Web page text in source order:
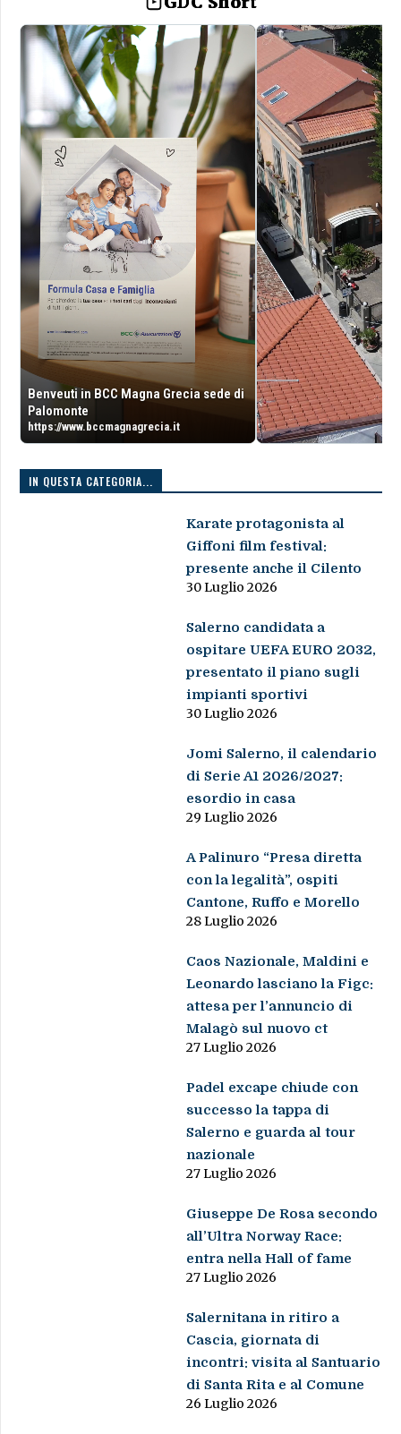
Benveuti in BCC Magna Grecia sede di
Palomonte
https://www.bccmagnagrecia.it
IN QUESTA CATEGORIA...
Karate protagonista al
Giffoni film festival:
presente anche il Cilento
30 Luglio 2026
Salerno candidata a
ospitare UEFA EURO 2032,
presentato il piano sugli
impianti sportivi
30 Luglio 2026
Jomi Salerno, il calendario
di Serie A1 2026/2027:
esordio in casa
29 Luglio 2026
A Palinuro “Presa diretta
con la legalità”, ospiti
Cantone, Ruffo e Morello
28 Luglio 2026
Caos Nazionale, Maldini e
Leonardo lasciano la Figc:
attesa per l’annuncio di
Malagò sul nuovo ct
27 Luglio 2026
Padel excape chiude con
successo la tappa di
Salerno e guarda al tour
nazionale
27 Luglio 2026
Giuseppe De Rosa secondo
all’Ultra Norway Race:
entra nella Hall of fame
27 Luglio 2026
Salernitana in ritiro a
Cascia, giornata di
incontri: visita al Santuario
di Santa Rita e al Comune
26 Luglio 2026